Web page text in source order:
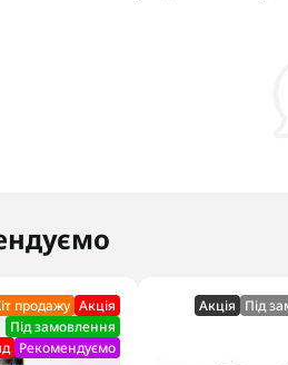
продажу Акцiя
Під замовлення
Рекомендуємо
Акцiя Під